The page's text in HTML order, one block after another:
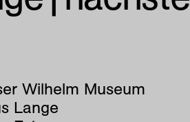
Wilhelm Museum
Lange